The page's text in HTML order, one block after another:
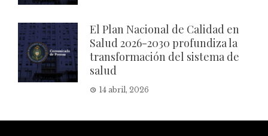
El Plan Nacional de Calidad en
Salud 2026-2030 profundiza la
transformación del sistema de
salud
14 abril, 2026